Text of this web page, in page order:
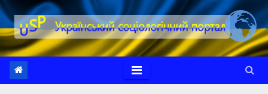
Перейти
до
вмісту